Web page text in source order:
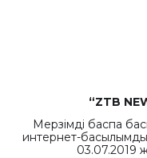
“ZTB
Мерзімді баспа
интернет-басылымды
03.07.2019